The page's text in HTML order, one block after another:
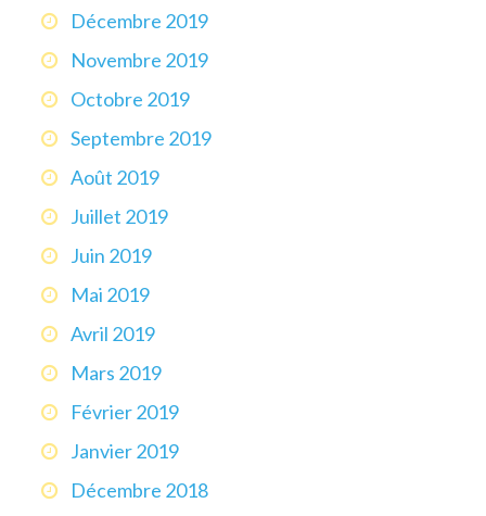
Décembre 2019
Novembre 2019
Octobre 2019
Septembre 2019
Août 2019
Juillet 2019
Juin 2019
Mai 2019
Avril 2019
Mars 2019
Février 2019
Janvier 2019
Décembre 2018